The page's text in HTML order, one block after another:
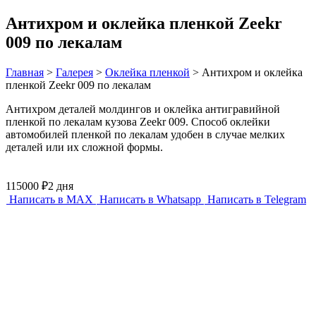
Антихром и оклейка пленкой Zeekr
009 по лекалам
Главная > Галерея > Оклейка пленкой > Антихром и оклейка
пленкой Zeekr 009 по лекалам
Антихром деталей молдингов и оклейка антигравийной
пленкой по лекалам кузова Zeekr 009. Способ оклейки
автомобилей пленкой по лекалам удобен в случае мелких
деталей или их сложной формы.
115000 ₽2 дня
Написать в MAX Написать в Whatsapp Написать в Telegram